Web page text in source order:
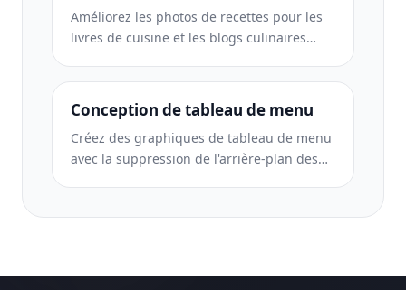
Améliorez les photos de recettes pour les
livres de cuisine et les blogs culinaires
d'impression, une précision des couleurs
des ingrédients, un nettoyage de scène
stylisé et une sortie haute résolution.
Conception de tableau de menu
Créez des graphiques de tableau de menu
avec la suppression de l'arrière-plan des
pour les affichages numériques, les menus